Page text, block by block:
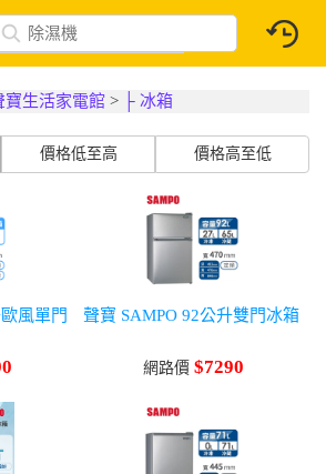
寶生活家電館 > ├ 冰箱
價格低至高 價格高至低
風單門
聲寶 SAMPO 92公升雙門冰箱
網路價 $7290